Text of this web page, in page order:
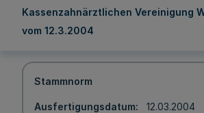
Kassenzahnärztlichen Vereinigung
vom 12.3.2004
Stammnorm
Ausfertigungsdatum 12.03.2004